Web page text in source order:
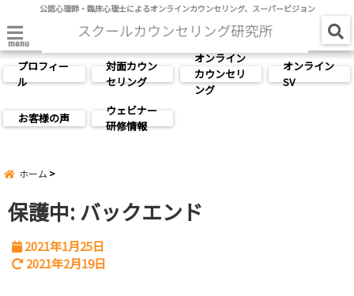
公認心理師・臨床心理士によるオンラインカウンセリング、スーパービジョン
menu
プロフィー
ル
対面カウン
セリング
オンライン
カウンセリ
ング
オンライン
SV
お客様の声
ウェビナー
研修情報
ホーム
保護中: バックエンド
2021年1月25日
2021年2月19日